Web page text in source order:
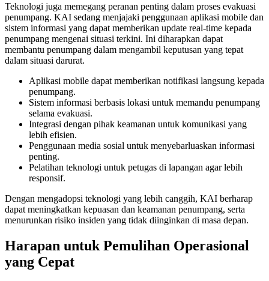
Teknologi juga memegang peranan penting dalam proses evakuasi
penumpang. KAI sedang menjajaki penggunaan aplikasi mobile dan
sistem informasi yang dapat memberikan update real-time kepada
penumpang mengenai situasi terkini. Ini diharapkan dapat
membantu penumpang dalam mengambil keputusan yang tepat
dalam situasi darurat.
Aplikasi mobile dapat memberikan notifikasi langsung kepada
penumpang.
Sistem informasi berbasis lokasi untuk memandu penumpang
selama evakuasi.
Integrasi dengan pihak keamanan untuk komunikasi yang
lebih efisien.
Penggunaan media sosial untuk menyebarluaskan informasi
penting.
Pelatihan teknologi untuk petugas di lapangan agar lebih
responsif.
Dengan mengadopsi teknologi yang lebih canggih, KAI berharap
dapat meningkatkan kepuasan dan keamanan penumpang, serta
menurunkan risiko insiden yang tidak diinginkan di masa depan.
Harapan untuk Pemulihan Operasional
yang Cepat